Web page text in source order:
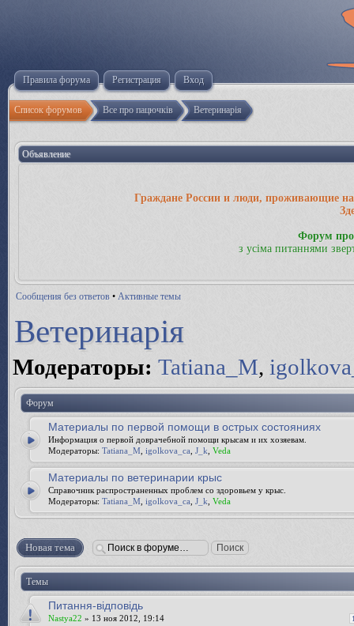
Правила форума Регистрация Вход
Список форумов Все про пацючків Ветеринарія
Объявление
Граждане России и люди, проживающие на
Форум
з усіма питаннями
Сообщения без ответов • Активные темы
Ветеринарія
Модераторы: Tatiana_M,
Форум
Материалы по первой помощи в острых состояниях
Информация о первой доврачебной помощи крысам и их хозяевам.
Модераторы: Tatiana_M igolkova_ca J_k Veda
Материалы по ветеринарии крыс
Справочник распространенных проблем со здоровьем у крыс.
Модераторы: Tatiana_M igolkova_ca J_k Veda
Новая тема
Темы
Питання-відповідь
Nastya22 » 13 ноя 2012, 19:14